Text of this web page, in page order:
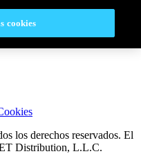
los derechos reservados. El
Distribution, L.L.C.
cookies